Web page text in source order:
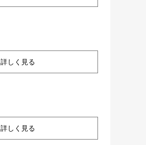
詳しく見る
詳しく見る